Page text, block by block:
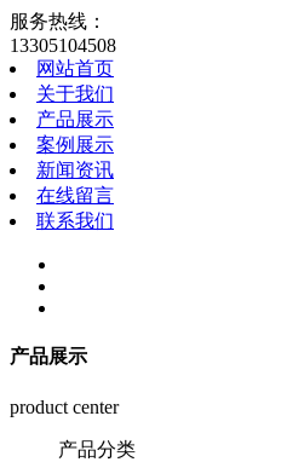
服务热线：
13305104508
网站首页
关于我们
产品展示
案例展示
新闻资讯
在线留言
联系我们
产品展示
product center
产品分类